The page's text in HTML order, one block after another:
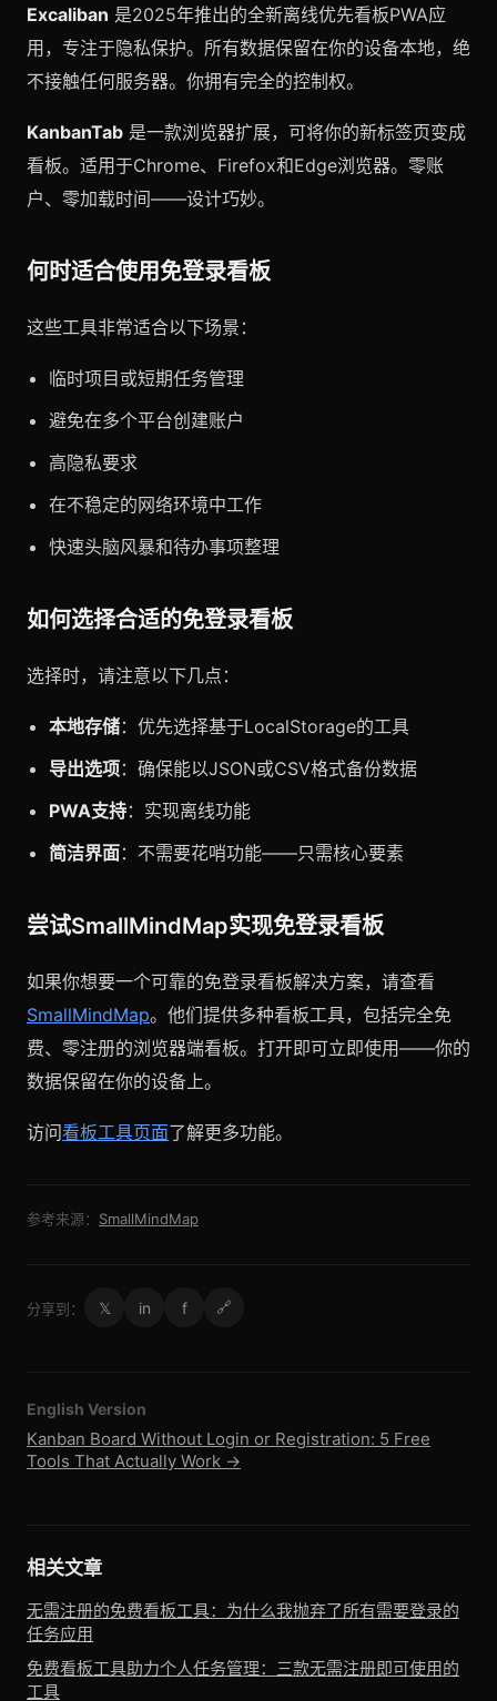
Excaliban 是2025年推出的全新离线优先看板PWA应
用，专注于隐私保护。所有数据保留在你的设备本地，绝
不接触任何服务器。你拥有完全的控制权。
KanbanTab 是一款浏览器扩展，可将你的新标签页变成
看板。适用于Chrome、Firefox和Edge浏览器。零账
户、零加载时间——设计巧妙。
何时适合使用免登录看板
这些工具非常适合以下场景：
临时项目或短期任务管理
避免在多个平台创建账户
高隐私要求
在不稳定的网络环境中工作
快速头脑风暴和待办事项整理
如何选择合适的免登录看板
选择时，请注意以下几点：
本地存储：优先选择基于LocalStorage的工具
导出选项：确保能以JSON或CSV格式备份数据
PWA支持：实现离线功能
简洁界面：不需要花哨功能——只需核心要素
尝试SmallMindMap实现免登录看板
如果你想要一个可靠的免登录看板解决方案，请查看
SmallMindMap。他们提供多种看板工具，包括完全免
费、零注册的浏览器端看板。打开即可立即使用——你的
数据保留在你的设备上。
访问看板工具页面了解更多功能。
参考来源： SmallMindMap
分享到： 𝕏 in f 🔗
English Version
Kanban Board Without Login or Registration: 5 Free
Tools That Actually Work →
相关文章
无需注册的免费看板工具：为什么我抛弃了所有需要登录的
任务应用
免费看板工具助力个人任务管理：三款无需注册即可使用的
工具